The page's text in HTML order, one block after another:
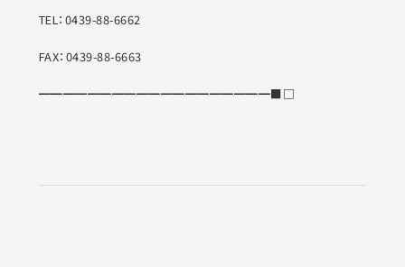
TEL：0439-88-6662
FAX：0439-88-6663
━━━━━━━━━━━━━━━━━━━■□